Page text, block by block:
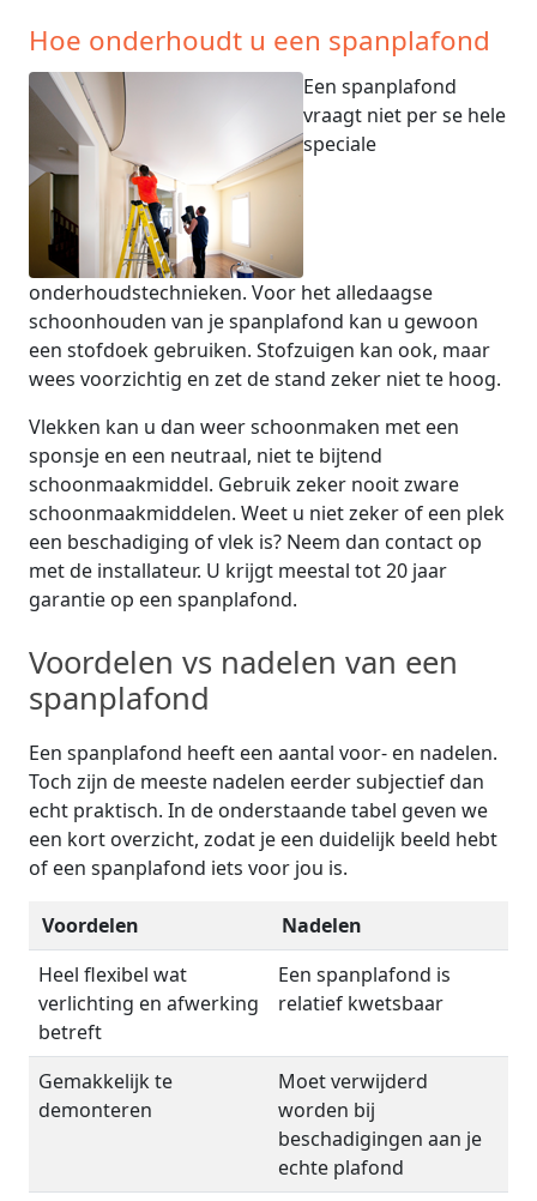
Hoe onderhoudt u een spanplafond
Een spanplafond
vraagt niet per se hele
speciale
onderhoudstechnieken. Voor het alledaagse
schoonhouden van je spanplafond kan u gewoon
een stofdoek gebruiken. Stofzuigen kan ook, maar
wees voorzichtig en zet de stand zeker niet te hoog.
Vlekken kan u dan weer schoonmaken met een
sponsje en een neutraal, niet te bijtend
schoonmaakmiddel. Gebruik zeker nooit zware
schoonmaakmiddelen. Weet u niet zeker of een plek
een beschadiging of vlek is? Neem dan contact op
met de installateur. U krijgt meestal tot 20 jaar
garantie op een spanplafond.
Voordelen vs nadelen van een
spanplafond
Een spanplafond heeft een aantal voor- en nadelen.
Toch zijn de meeste nadelen eerder subjectief dan
echt praktisch. In de onderstaande tabel geven we
een kort overzicht, zodat je een duidelijk beeld hebt
of een spanplafond iets voor jou is.
Voordelen
Nadelen
Heel flexibel wat
verlichting en afwerking
betreft
Een spanplafond is
relatief kwetsbaar
Gemakkelijk te
demonteren
Moet verwijderd
worden bij
beschadigingen aan je
echte plafond